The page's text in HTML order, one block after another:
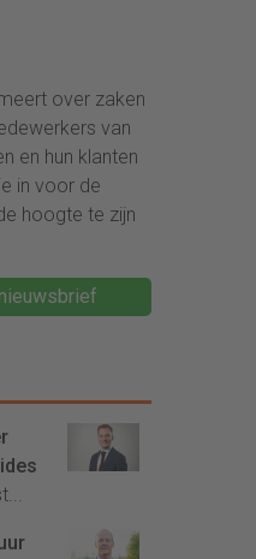
over zaken
van
en hun klanten
in voor de
hoogte te zijn